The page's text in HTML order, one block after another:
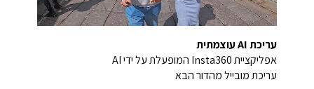
עריכת AI עוצמתית
אפליקציית Insta360 המופעלת על ידי AI
עריכת מובייל מהדור הבא